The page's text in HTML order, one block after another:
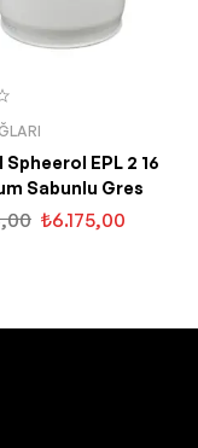
EPL 2 16
Sabunlu Gres
₺6.175,00